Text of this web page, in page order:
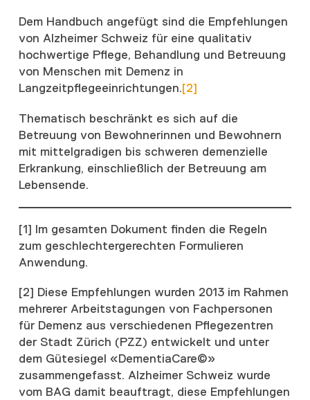
Dem Handbuch angefügt sind die Empfehlungen
von Alzheimer Schweiz für eine qualitativ
hochwertige Pflege, Behandlung und Betreuung
von Menschen mit Demenz in
Langzeitpflegeeinrichtungen.[2]
Thematisch beschränkt es sich auf die
Betreuung von Bewohnerinnen und Bewohnern
mit mittelgradigen bis schweren demenzielle
Erkrankung, einschließlich der Betreuung am
Lebensende.
[1] Im gesamten Dokument finden die Regeln
zum geschlechtergerechten Formulieren
Anwendung.
[2] Diese Empfehlungen wurden 2013 im Rahmen
mehrerer Arbeitstagungen von Fachpersonen
für Demenz aus verschiedenen Pflegezentren
der Stadt Zürich (PZZ) entwickelt und unter
dem Gütesiegel «DementiaCare©»
zusammengefasst. Alzheimer Schweiz wurde
vom BAG damit beauftragt, diese Empfehlungen